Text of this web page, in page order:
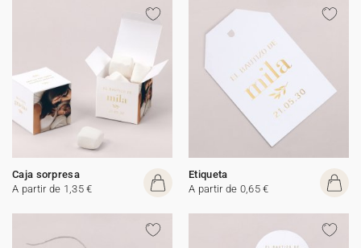
Caja sorpresa
A partir de 1,35 €
Etiqueta
A partir de 0,65 €